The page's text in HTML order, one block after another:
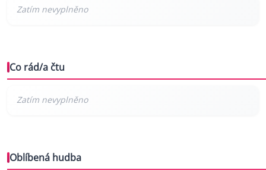
Co rád/a čtu
Oblíbená hudba